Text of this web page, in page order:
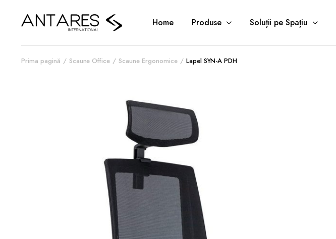
Home Produse Soluții pe Spațiu
Prima pagină Scaune Office Scaune Ergonomice Lapel SYN-A PDH